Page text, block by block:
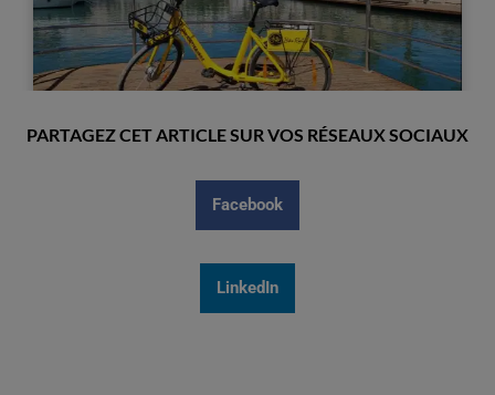
PARTAGEZ CET ARTICLE SUR VOS RÉSEAUX SOCIAUX
Facebook
LinkedIn